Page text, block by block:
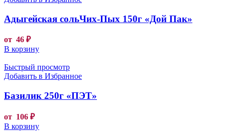
Адыгейская сольЧих-Пых 150г «Дой Пак»
от 46 ₽
В корзину
Быстрый просмотр
Добавить в Избранное
Базилик 250г «ПЭТ»
от 106 ₽
В корзину